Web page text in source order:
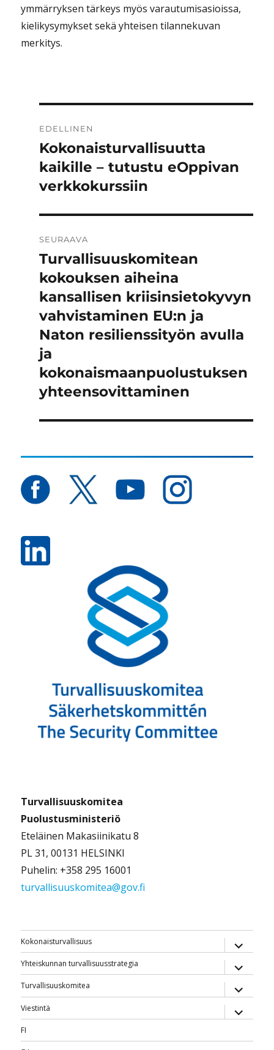
ymmärryksen tärkeys myös varautumisasioissa,
kielikysymykset sekä yhteisen tilannekuvan
merkitys.
selaus
EDELLINEN
Edellinen
artikkeli:
Kokonaisturvallisuutta
kaikille – tutustu eOppivan
verkkokurssiin
SEURAAVA
Seuraava
artikkeli:
Turvallisuuskomitean
kokouksen aiheina
kansallisen kriisinsietokyvyn
vahvistaminen EU:n ja
Naton resilienssityön avulla
ja
kokonaismaanpuolustuksen
yhteensovittaminen
Turvallisuuskomitea
Puolustusministeriö
Eteläinen Makasiinikatu 8
PL 31, 00131 HELSINKI
Puhelin: +358 295 16001
turvallisuuskomitea@gov.fi
Kokonaisturvallisuus
näytä
Yhteiskunnan turvallisuusstrategia
näytä
Turvallisuuskomitea
näytä
Viestintä
näytä
FI